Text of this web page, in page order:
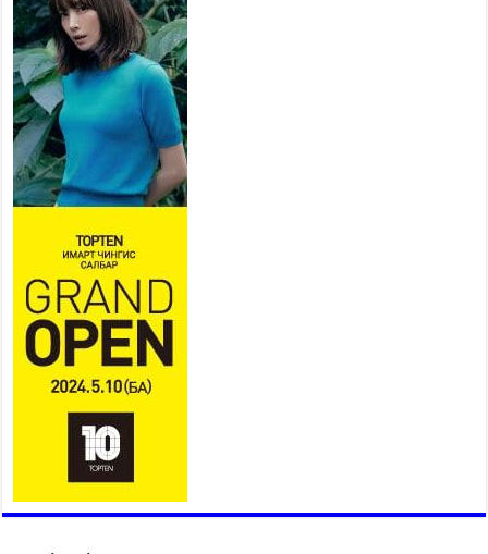
ТӨВ АЙМАГТ ӨВЛИЙН
БЭЛТГЭЛ АЖИЛ 80 ХУВЬТАЙ
ҮРГЭЛЖИЛЖ БАЙНА
2026 оны 7 сар 27 / 9 цаг 51 минут
“Хөдөө аж ахуй, хөдөөгийн
хөгжил төслийн 2 дахь шат”
төслийн хүрээнд 4 банктай
дамжуулан зээлдүүлэх гэрээ
байгууллаа
2026 оны 7 сар 27 / 9 цаг 40 минут
УИХ-ын гишүүн С.Зулпхар: Иргэдийн санал
хууль тогтоох үйл ажиллагааны чухал үндэс
2026 оны 7 сар 27 / 9 цаг 19 минут
Ерөнхий хяналтын хоёр удаагийн сонсголд 345
хүн оролцжээ
2026 оны 7 сар 27 / 9 цаг 13 минут
Хянан шалгах түр хорооны нотлох баримттай
нээлттэй танилцах боломжтой боллоо.
2026 оны 7 сар 23 / 15 цаг 58 минут
Дүүжин замын тээвэр энэ оны 12 дугаар сард
ашиглалтад бүрэн орно